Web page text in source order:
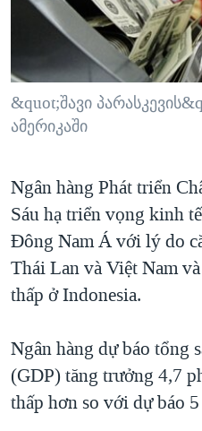
"Tìm"NGƯỜI VIỆT HẢI NGOẠI
ĐỜI SỐNG
KINH TẾ
KHOA HỌC
VĂN HOÁ
THỂ THAO
GIÁO DỤC
TẠI
HÀNH TRÌNH BẦU CỬ 2024
MỘT NĂM CHIẾN TRANH
GIẢI MÃ VÀNH ĐAI & CON
NGÀY TỊ NẠN THẾ GIỚI
GROUND ZERO – XƯA VÀ
CHI PHÍ CHIẾN TRANH
CÁC GIÁ TRỊ CỘNG HÒA Ở
THƯỢNG ĐỈNH TRUMP-KIM
NGƯ DÂN VIỆT VÀ LÀN
BÊN KIA QUỐC LỘ: TIẾNG
VIDEO
MẠNG XÃ HỘI
Ngôn ngữ khác
&quot;შავი
ამერიკაში
Ngân hàng Phát triển
Sáu hạ triển vọng kinh
Đông Nam Á với lý do
Thái Lan và Việt Nam
thấp ở Indonesia.
Ngân hàng dự báo tổng
(GDP) tăng trưởng 4,7
thấp hơn so với dự báo